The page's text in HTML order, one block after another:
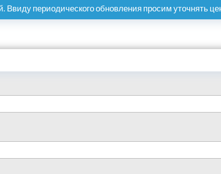
периодического обновления просим уточнять